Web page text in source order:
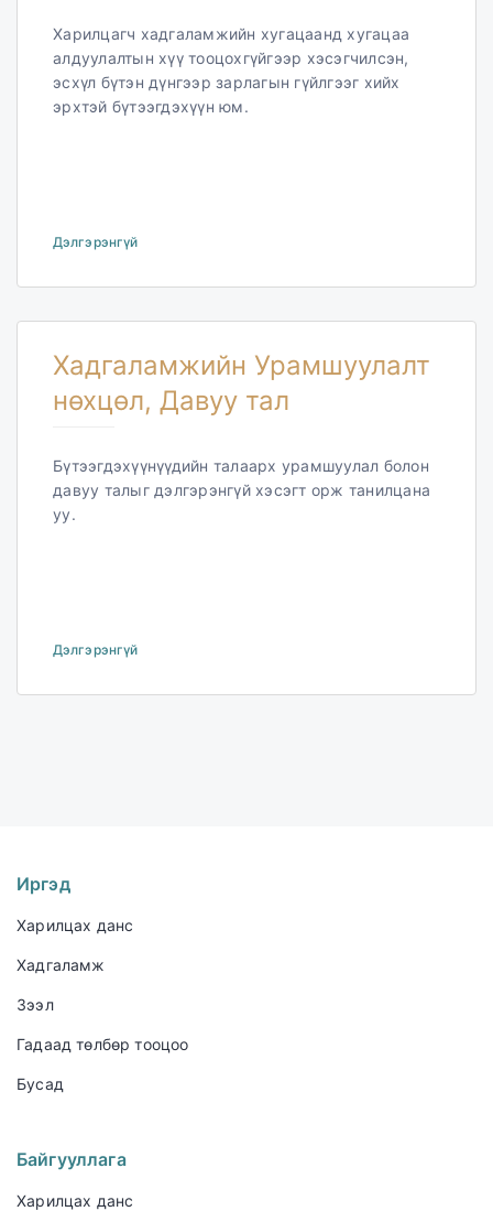
Харилцагч хадгаламжийн хугацаанд хугацаа
алдуулалтын хүү тооцохгүйгээр хэсэгчилсэн,
эсхүл бүтэн дүнгээр зарлагын гүйлгээг хийх
эрхтэй бүтээгдэхүүн юм.
Дэлгэрэнгүй
Хадгаламжийн Урамшуулалт
нөхцөл, Давуу тал
Бүтээгдэхүүнүүдийн талаарх урамшуулал болон
давуу талыг дэлгэрэнгүй хэсэгт орж танилцана
уу.
Дэлгэрэнгүй
Иргэд
Харилцах данс
Хадгаламж
Зээл
Гадаад төлбөр тооцоо
Бусад
Байгууллага
Харилцах данс